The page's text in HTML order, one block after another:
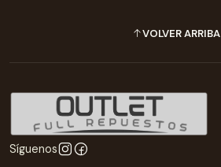
VOLVER ARRIBA
Síguenos